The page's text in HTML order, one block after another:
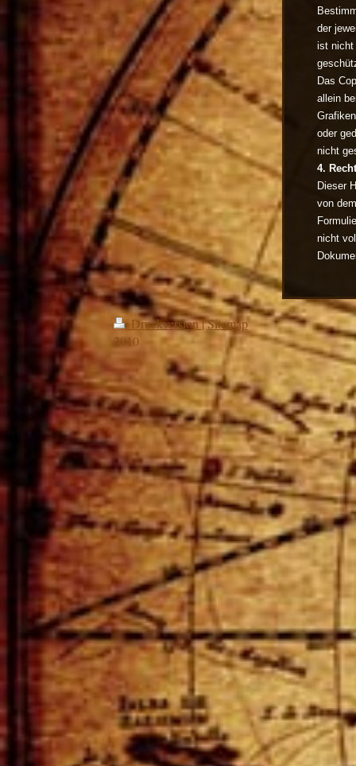
der
ist nicht
Das
allein
oder
nicht
4.
Dieser
von
nicht
Druckversion|Sitemap
2010